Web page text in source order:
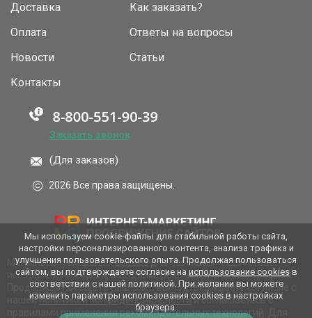
Доставка
Оплата
Новости
Как заказать?
Ответы на вопросы
Статьи
Контакты
Заказать звонок
(Для заказов)
2026 Все права защищены.
Мы используем файлыcookies для повышения удобства
использования сайта, настройки рекламы и анализа трафика.
Продолжая посещать наш сайт, вы подтверждаете согласие с
нашейполитикой конфиденциальностии соглашаетесь с
правилами применениярекомендательных технологий
Мы используем cookie-файлы для стабильной работы сайта,
настройки персонализированного контента, анализа трафика и
улучшения пользовательского опыта. Продолжая пользоваться
сайтом, вы подтверждаете согласие на использование cookiesв
соответствии с нашей политикой. При желании вы можете
изменить параметры использования cookies в настройках
браузера.